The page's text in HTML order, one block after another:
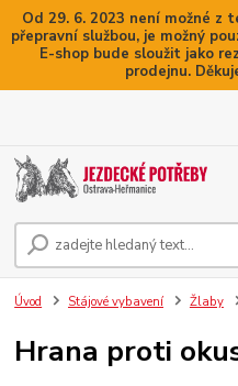
Od 29. 6. 2023 není možné z
přepravní službou, je možný
E-shop bude sloužit jako
prodejnu.
Úvod Stájové vybavení Žlaby
Hrana proti